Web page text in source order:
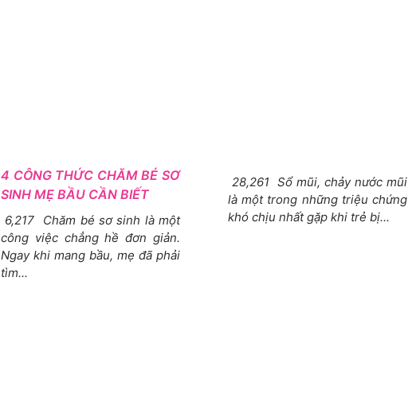
4 CÔNG THỨC CHĂM BÉ SƠ
SINH MẸ BẦU CẦN BIẾT
6,217 Chăm bé sơ sinh là một
công việc chẳng hề đơn giản.
Ngay khi mang bầu, mẹ đã phải
tìm...
28,261 Sổ mũi, chảy nước mũi
là một trong những triệu chứng
khó chịu nhất gặp khi trẻ bị...